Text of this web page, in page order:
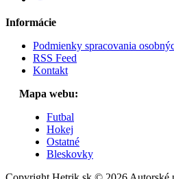
Informácie
Podmienky spracovania
RSS Feed
Kontakt
Mapa webu:
Futbal
Hokej
Ostatné
Bleskovky